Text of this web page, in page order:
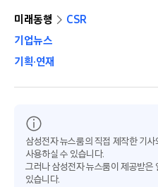
미래동행
CSR
기업뉴스
기획·연재
삼성전자 뉴스룸의 직접 제작한 기
사용하실 수 있습니다.
그러나 삼성전자 뉴스룸이 제공받은
있습니다.